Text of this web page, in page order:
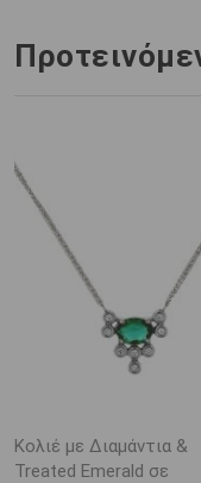
Κολιέ με Διαμάντια &
Treated Emerald σε